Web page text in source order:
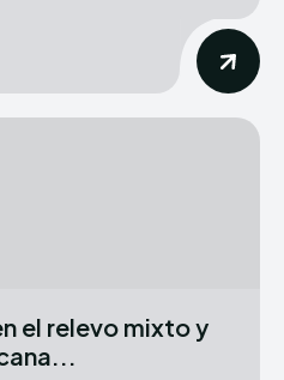
el relevo mixto y